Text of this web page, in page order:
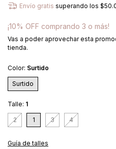
Envío gratis superando los
¡10% OFF comprando 3 o más!
Vas a poder aprovechar esta
tienda.
Color: Surtido
Surtido
Talle: 1
2 1 3 4
Guía de talles